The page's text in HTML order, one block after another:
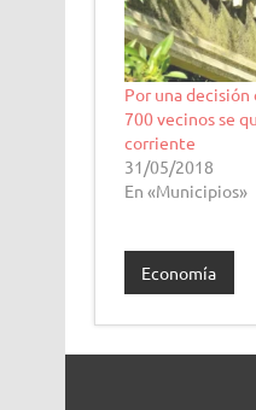
Por una
700 vecinos se
corriente
31/05/2018
En «Municipios»
Economía